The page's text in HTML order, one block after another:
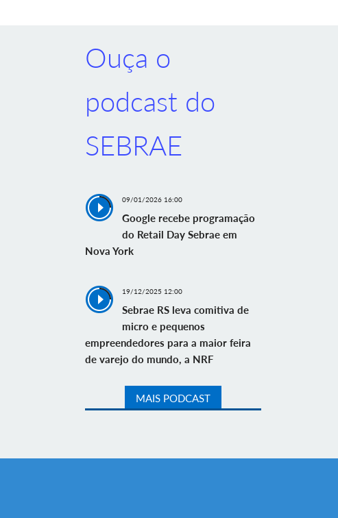
Ouça o
podcast do
SEBRAE
09/01/2026 16:00
Google recebe programação
do Retail Day Sebrae em
Nova York
19/12/2025 12:00
Sebrae RS leva comitiva de
micro e pequenos
empreendedores para a maior feira
de varejo do mundo, a NRF
MAIS PODCAST